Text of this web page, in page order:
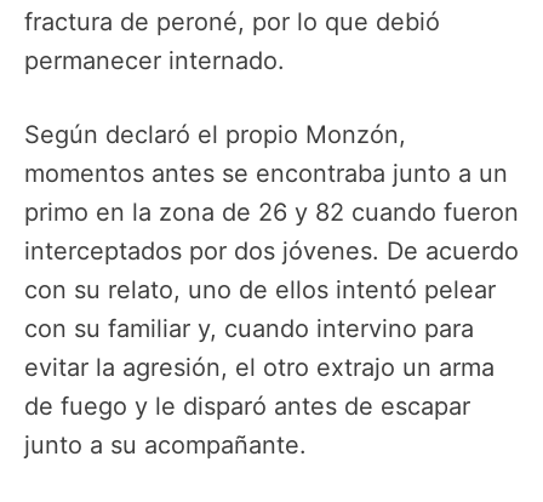
fractura de peroné, por lo que debió
permanecer internado.
Según declaró el propio Monzón,
momentos antes se encontraba junto a un
primo en la zona de 26 y 82 cuando fueron
interceptados por dos jóvenes. De acuerdo
con su relato, uno de ellos intentó pelear
con su familiar y, cuando intervino para
evitar la agresión, el otro extrajo un arma
de fuego y le disparó antes de escapar
junto a su acompañante.